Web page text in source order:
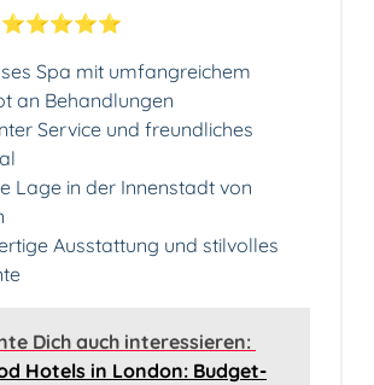
⭐️⭐️⭐️⭐️⭐️
Spa mit umfangreichem
an Behandlungen
Service und freundliches
Lage in der Innenstadt von
Ausstattung und stilvolles
Dich auch interessieren:
Hotels in London: Budget-